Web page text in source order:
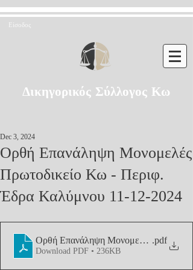
Είσοδος
Δικηγορικός Σύλλογος Κω
Ορθή Επανάληψη Μονομελές
Πρωτοδικείο Κω - Περιφ.
Έδρα Καλύμνου 11-12-2024
Dec 3, 2024
Ορθή Επανάληψη Μονομελές .pdf
Download PDF • 236KB